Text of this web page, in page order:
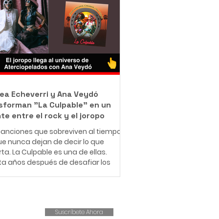
como barrendero en las calles de
con una misión que resume en
"Bendecido para bendecir".
muy pequeño, Leonardo entendió
significa enfrentar dificultades
Creció en una familia de
r
Echeverri y Ana Veydó
"La Culpable" en un
entre el rock y el joropo
que sobreviven al tiempo
nunca dejan de decir lo que
La Culpable es una de ellas.
años después de desafiar los
por la voz indómita de Ana
Suscríbete Ahora